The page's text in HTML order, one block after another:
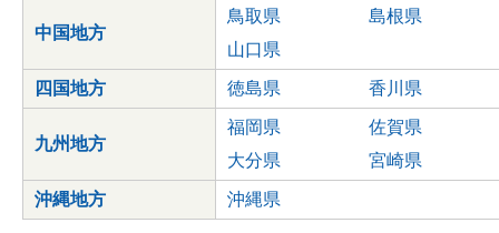
中国地方
鳥取県
島根県
山口県
四国地方 徳島県 香川県
九州地方
福岡県
佐賀県
大分県
宮崎県
沖縄地方 沖縄県